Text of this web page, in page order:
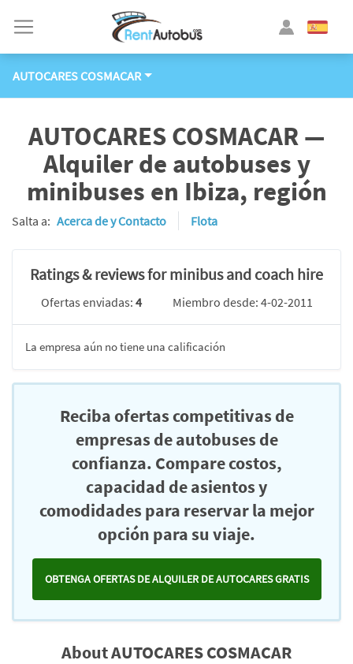
AUTOCARES COSMACAR
AUTOCARES COSMACAR —
Alquiler de autobuses y
minibuses en Ibiza, región
Salta a: Acerca de y Contacto Flota
Ratings & reviews for minibus and coach hire
Ofertas enviadas: 4 Miembro desde: 4-02-2011
La empresa aún no tiene una calificación
Reciba ofertas competitivas de
empresas de autobuses de
confianza. Compare costos,
capacidad de asientos y
comodidades para reservar la mejor
opción para su viaje.
OBTENGA OFERTAS DE ALQUILER DE AUTOCARES GRATIS
About AUTOCARES COSMACAR